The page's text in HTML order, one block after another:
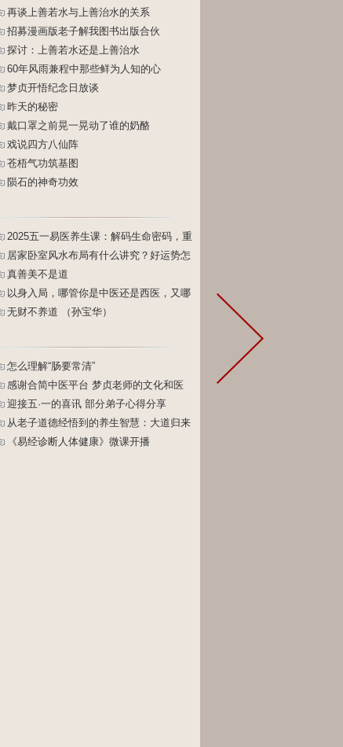
再谈上善若水与上善治水的关系
招募漫画版老子解我图书出版合伙
探讨：上善若水还是上善治水
60年风雨兼程中那些鲜为人知的心
梦贞开悟纪念日放谈
昨天的秘密
戴口罩之前晃一晃动了谁的奶酪
戏说四方八仙阵
苍梧气功筑基图
陨石的神奇功效
2025五一易医养生课：解码生命密码，重
塑健康人生
居家卧室风水布局有什么讲究？好运势怎
么布置？床怎么摆放？
真善美不是道
以身入局，哪管你是中医还是西医，又哪
管你是主动还是被动（孙宝华）
无财不养道 （孙宝华）
怎么理解“肠要常清”
感谢合简中医平台 梦贞老师的文化和医
道值得我跟随
迎接五·一的喜讯 部分弟子心得分享
从老子道德经悟到的养生智慧：大道归来
不见山（一）
《易经诊断人体健康》微课开播